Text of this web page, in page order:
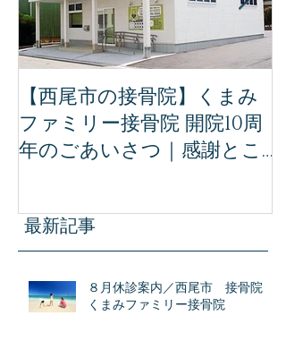
【西尾市の接骨院】くまみ
ファミリー接骨院 開院10周
年のごあいさつ｜感謝とこ
最新記事
８月休診案内／西尾市 接骨院
くまみファミリー接骨院